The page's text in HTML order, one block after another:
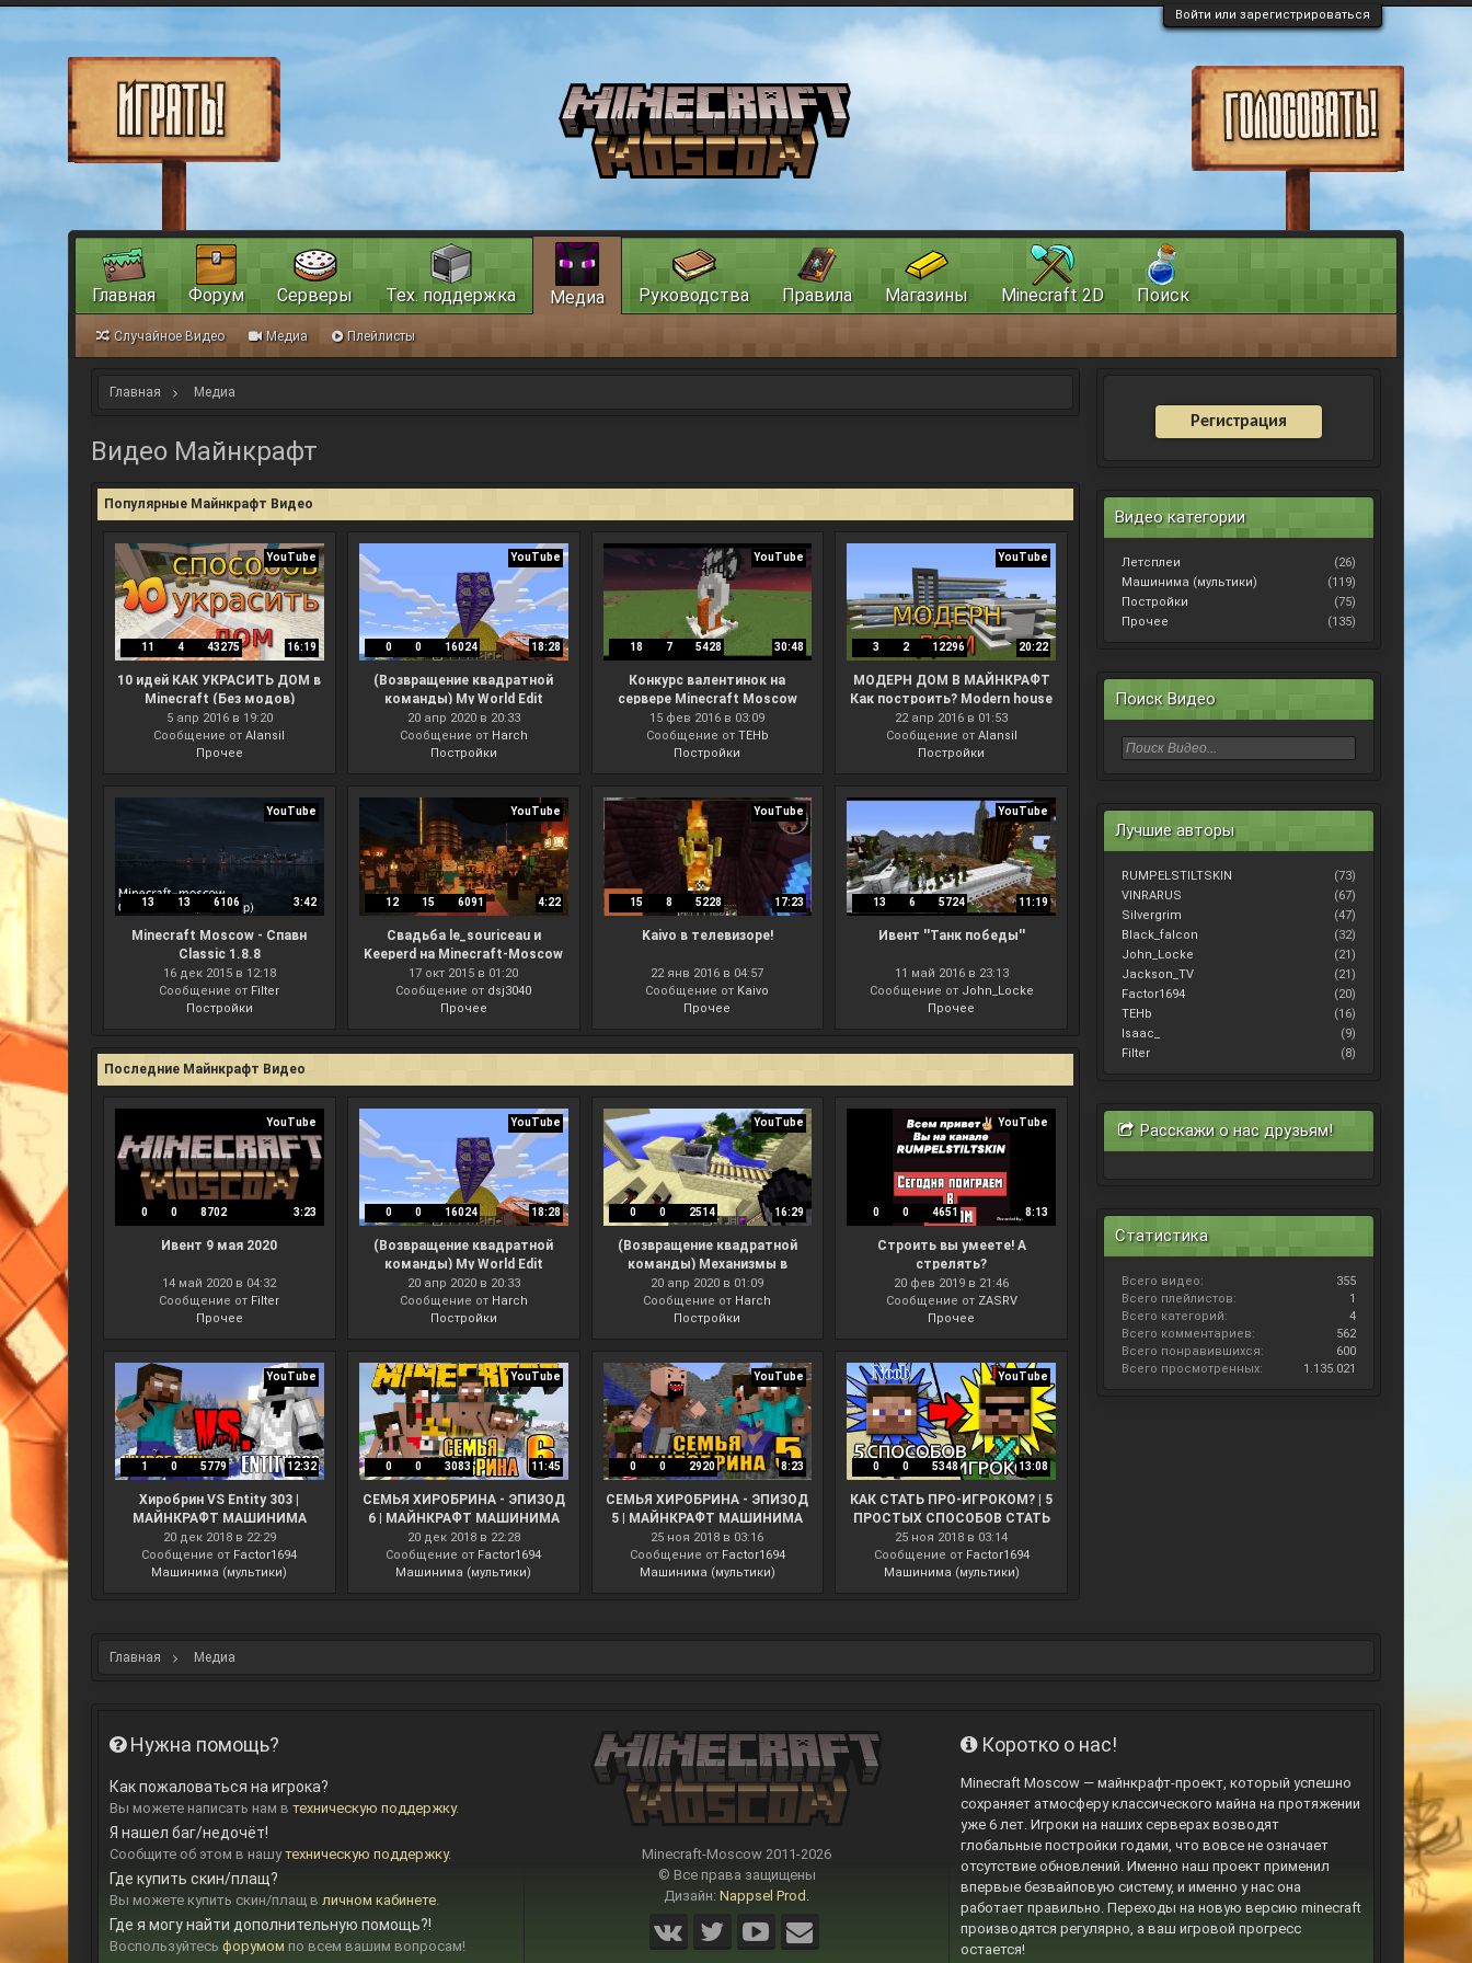
Войти или зарегистрироваться
Главная Медиа
Видео Майнкрафт
Популярные Майнкрафт Видео
YouTube
11 4 43275 16:19
10 идей КАК УКРАСИТЬ ДОМ в
Minecraft (Без модов)
5 апр 2016 в 19:20
Сообщение отAlansil
Прочее
YouTube
0 0 16024 18:28
(Возвращение квадратной
команды) My World Edit
Scripts #8 GhostBlocks
(скрипт для мапмейкеров,
результат без модов)
20 апр 2020 в 20:33
Сообщение от Harch
Постройки
YouTube
18 7 5428 30:48
Конкурс валентинок на
сервере Minecraft Moscow
15 фев 2016 в 03:09
Сообщение от TEHb
Постройки
YouTube
3 2 12296 20:22
МОДЕРН ДОМ В МАЙНКРАФТ
Как построить? Modern house
22 апр 2016 в 01:53
Сообщение от Alansil
Постройки
YouTube
13 13 6106 3:42
Minecraft Moscow - Спавн
Classic 1.8.8
16 дек 2015 в 12:18
Сообщение от Filter
Постройки
YouTube
12 15 6091 4:22
Свадьба le_souriceau и
Keeperd на Minecraft-Moscow
17 окт 2015 в 01:20
Сообщение от dsj3040
Прочее
YouTube
15 8 5228 17:23
Kaivo в телевизоре!
22 янв 2016 в 04:57
Сообщение от Kaivo
Прочее
YouTube
13 6 5724 11:19
Ивент ''Танк победы''
11 май 2016 в 23:13
Сообщение от John_Locke
Прочее
Последние Майнкрафт Видео
YouTube
0 0 8702 3:23
Ивент 9 мая 2020
14 май 2020 в 04:32
Сообщение от Filter
Прочее
YouTube
0 0 16024 18:28
(Возвращение квадратной
команды) My World Edit
Scripts #8 GhostBlocks
(скрипт для мапмейкеров,
результат без модов)
20 апр 2020 в 20:33
Сообщение от Harch
Постройки
YouTube
0 0 2514 16:29
(Возвращение квадратной
команды) Механизмы в
minecraft'e #3 Лифт [Project
Red 2 + Railcraft]
20 апр 2020 в 01:09
Сообщение от Harch
Постройки
YouTube
0 0 4651 8:13
Строить вы умеете! А
стрелять?
20 фев 2019 в 21:46
Сообщение от ZASRV
Прочее
YouTube
1 0 5779 12:32
Хиробрин VS Entity 303 |
МАЙНКРАФТ МАШИНИМА
20 дек 2018 в 22:29
Сообщение от Factor1694
Машинима (мультики)
YouTube
0 0 3083 11:45
СЕМЬЯ ХИРОБРИНА - ЭПИЗОД
6 | МАЙНКРАФТ МАШИНИМА
20 дек 2018 в 22:28
Сообщение от Factor1694
Машинима (мультики)
YouTube
0 0 2920 8:23
СЕМЬЯ ХИРОБРИНА - ЭПИЗОД
5 | МАЙНКРАФТ МАШИНИМА
25 ноя 2018 в 03:16
Сообщение от Factor1694
Машинима (мультики)
YouTube
0 0 5348 13:08
КАК СТАТЬ ПРО-ИГРОКОМ? | 5
ПРОСТЫХ СПОСОБОВ СТАТЬ
ПРО-ИГРОКОМ В
МАЙНКРАФТЕ - МАШИНИМА
25 ноя 2018 в 03:14
Сообщение от Factor1694
Машинима (мультики)
Регистрация
Видео категории
Летсплеи
(26)
Машинима (мультики)
(119)
Постройки
(75)
Прочее
(135)
Поиск Видео
Лучшие авторы
RUMPELSTILTSKIN
(73)
VINRARUS
(67)
Silvergrim
(47)
Black_falcon
(32)
John_Locke
(21)
Jackson_TV
(21)
Factor1694
(20)
TEHb
(16)
Isaac_
(9)
Filter
(8)
Расскажи о нас друзьям!
Статистика
Всего видео:
355
Всего плейлистов:
1
Всего категорий:
4
Всего комментариев:
562
Всего понравившихся:
600
Всего просмотренных:
1.135.021
Главная Медиа
Нужна помощь?
Как пожаловаться на игрока?
Вы можете написать нам в техническую поддержку.
Я нашел баг/недочёт!
Сообщите об этом в нашутехническую поддержку.
Где купить скин/плащ?
Вы можете купить скин/плащ в личном кабинете.
Где я могу найти дополнительную помощь?!
Воспользуйтесь форумом по всем вашим вопросам!
Minecraft-Moscow 2011-2026
© Все права защищены
Дизайн: Nappsel Prod.
Коротко о нас!
Minecraft Moscow — майнкрафт-проект, который успешно
сохраняет атмосферу классического майна на протяжении
уже 6 лет. Игроки на наших серверах возводят
глобальные постройки годами, что вовсе не означает
отсутствие обновлений. Именно наш проект применил
впервые безвайповую систему, и именно у нас она
работает правильно. Переходы на новую версию minecraft
производятся регулярно, а ваш игровой прогресс
остается!
Главная Форум Серверы Тех. поддержка Медиа
Случайное Видео Медиа Плейлисты
Руководства Правила Магазины Minecraft 2D Поиск